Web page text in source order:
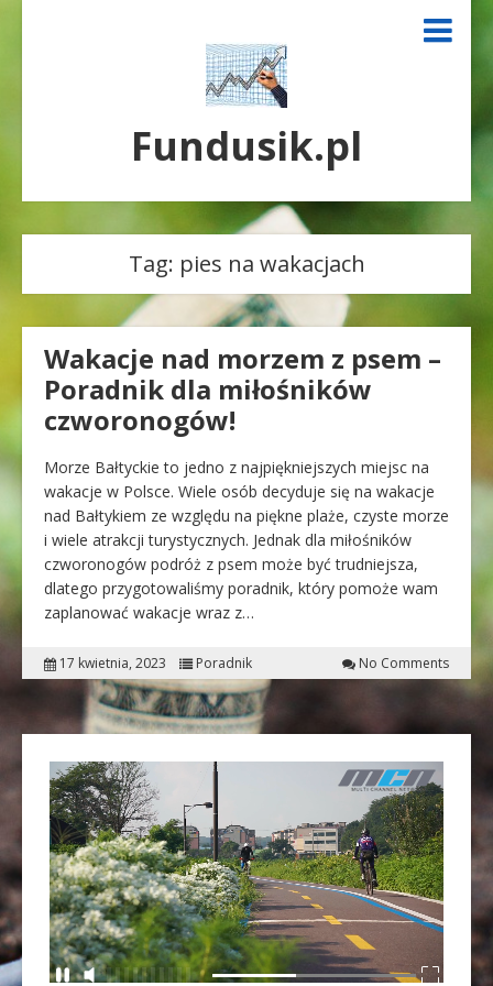
Fundusik.pl
Tag: pies na wakacjach
Wakacje nad morzem z psem –
Poradnik dla miłośników
czworonogów!
Morze Bałtyckie to jedno z najpiękniejszych miejsc na
wakacje w Polsce. Wiele osób decyduje się na wakacje
nad Bałtykiem ze względu na piękne plaże, czyste morze
i wiele atrakcji turystycznych. Jednak dla miłośników
czworonogów podróż z psem może być trudniejsza,
dlatego przygotowaliśmy poradnik, który pomoże wam
zaplanować wakacje wraz z…
17 kwietnia, 2023 Poradnik No Comments